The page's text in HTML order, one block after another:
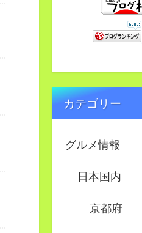
カテゴリー
グルメ情報
日本国内
京都府